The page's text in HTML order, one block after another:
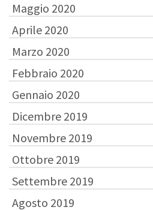
Maggio 2020
Aprile 2020
Marzo 2020
Febbraio 2020
Gennaio 2020
Dicembre 2019
Novembre 2019
Ottobre 2019
Settembre 2019
Agosto 2019